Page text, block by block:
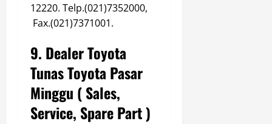
12220. Telp.(021)7352000,
Fax.(021)7371001.
9. Dealer Toyota
Tunas Toyota Pasar
Minggu ( Sales,
Service, Spare Part )